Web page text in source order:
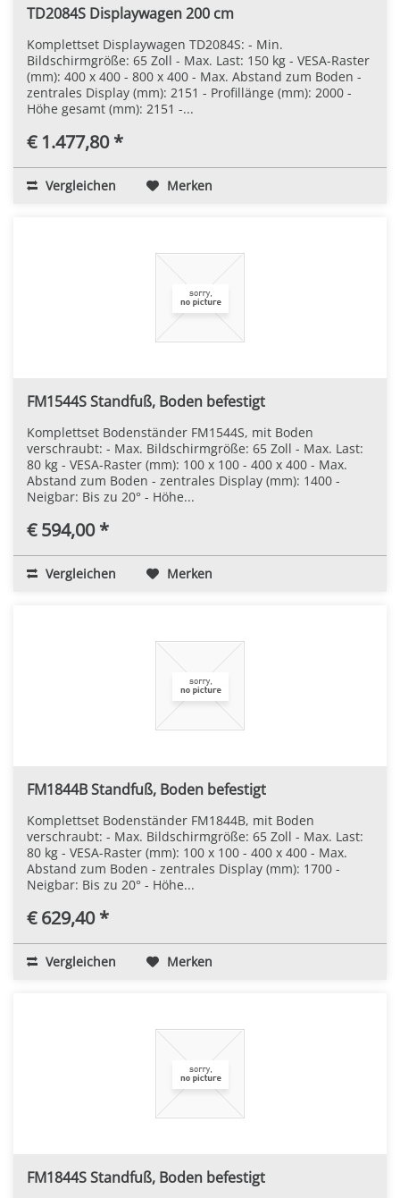
TD2084S Displaywagen 200 cm
Komplettset Displaywagen TD2084S: - Min.
Bildschirmgröße: 65 Zoll - Max. Last: 150 kg - VESA-Raster
(mm): 400 x 400 - 800 x 400 - Max. Abstand zum Boden -
zentrales Display (mm): 2151 - Profillänge (mm): 2000 -
Höhe gesamt (mm): 2151 -...
€ 1.477,80 *
Vergleichen Merken
FM1544S Standfuß, Boden befestigt
Komplettset Bodenständer FM1544S, mit Boden
verschraubt: - Max. Bildschirmgröße: 65 Zoll - Max. Last:
80 kg - VESA-Raster (mm): 100 x 100 - 400 x 400 - Max.
Abstand zum Boden - zentrales Display (mm): 1400 -
Neigbar: Bis zu 20° - Höhe...
€ 594,00 *
Vergleichen Merken
FM1844B Standfuß, Boden befestigt
Komplettset Bodenständer FM1844B, mit Boden
verschraubt: - Max. Bildschirmgröße: 65 Zoll - Max. Last:
80 kg - VESA-Raster (mm): 100 x 100 - 400 x 400 - Max.
Abstand zum Boden - zentrales Display (mm): 1700 -
Neigbar: Bis zu 20° - Höhe...
€ 629,40 *
Vergleichen Merken
FM1844S Standfuß, Boden befestigt